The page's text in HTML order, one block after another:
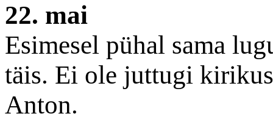
22. mai
Esimesel pühal sama
täis. Ei ole juttugi
Anton.